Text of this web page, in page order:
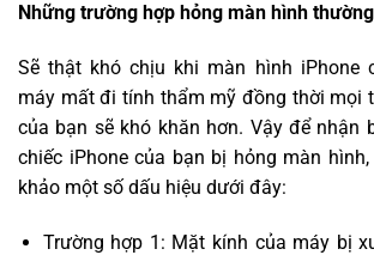
Những trường hợp hỏng màn hình
Sẽ thật khó chịu khi màn hình iPhone
máy mất đi tính thẩm mỹ đồng thời mọi
của bạn sẽ khó khăn hơn. Vậy để nhận
chiếc iPhone của bạn bị hỏng màn
khảo một số dấu hiệu dưới đây:
Trường hợp 1: Mặt kính của máy bị